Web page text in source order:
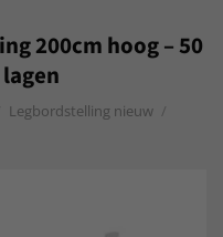
200cm hoog – 50
Legbordstelling nieuw /